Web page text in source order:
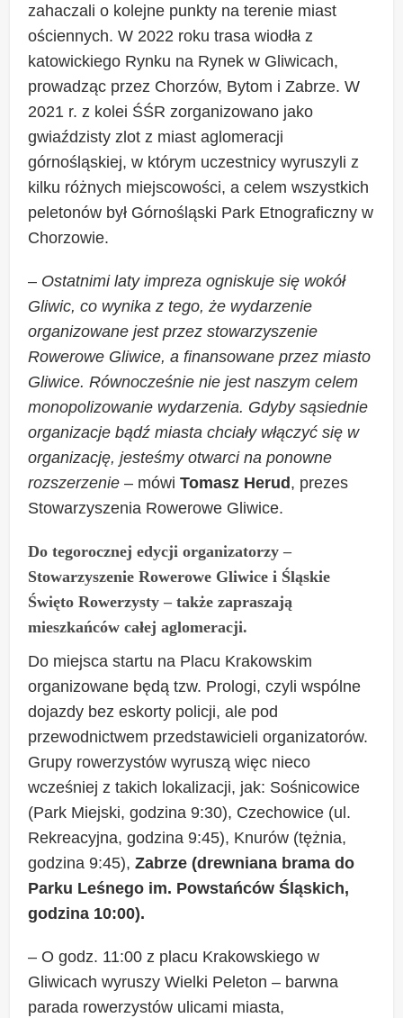
zahaczali o kolejne punkty na terenie miast
ościennych. W 2022 roku trasa wiodła z
katowickiego Rynku na Rynek w Gliwicach,
prowadząc przez Chorzów, Bytom i Zabrze. W
2021 r. z kolei ŚŚR zorganizowano jako
gwiaździsty zlot z miast aglomeracji
górnośląskiej, w którym uczestnicy wyruszyli z
kilku różnych miejscowości, a celem wszystkich
peletonów był Górnośląski Park Etnograficzny w
Chorzowie.
– Ostatnimi laty impreza ogniskuje się wokół
Gliwic, co wynika z tego, że wydarzenie
organizowane jest przez stowarzyszenie
Rowerowe Gliwice, a finansowane przez miasto
Gliwice. Równocześnie nie jest naszym celem
monopolizowanie wydarzenia. Gdyby sąsiednie
organizacje bądź miasta chciały włączyć się w
organizację, jesteśmy otwarci na ponowne
rozszerzenie – mówi Tomasz Herud, prezes
Stowarzyszenia Rowerowe Gliwice.
Do tegorocznej edycji organizatorzy –
Stowarzyszenie Rowerowe Gliwice i Śląskie
Święto Rowerzysty – także zapraszają
mieszkańców całej aglomeracji.
Do miejsca startu na Placu Krakowskim
organizowane będą tzw. Prologi, czyli wspólne
dojazdy bez eskorty policji, ale pod
przewodnictwem przedstawicieli organizatorów.
Grupy rowerzystów wyruszą więc nieco
wcześniej z takich lokalizacji, jak: Sośnicowice
(Park Miejski, godzina 9:30), Czechowice (ul.
Rekreacyjna, godzina 9:45), Knurów (tężnia,
godzina 9:45), Zabrze (drewniana brama do
Parku Leśnego im. Powstańców Śląskich,
godzina 10:00).
– O godz. 11:00 z placu Krakowskiego w
Gliwicach wyruszy Wielki Peleton – barwna
parada rowerzystów ulicami miasta,